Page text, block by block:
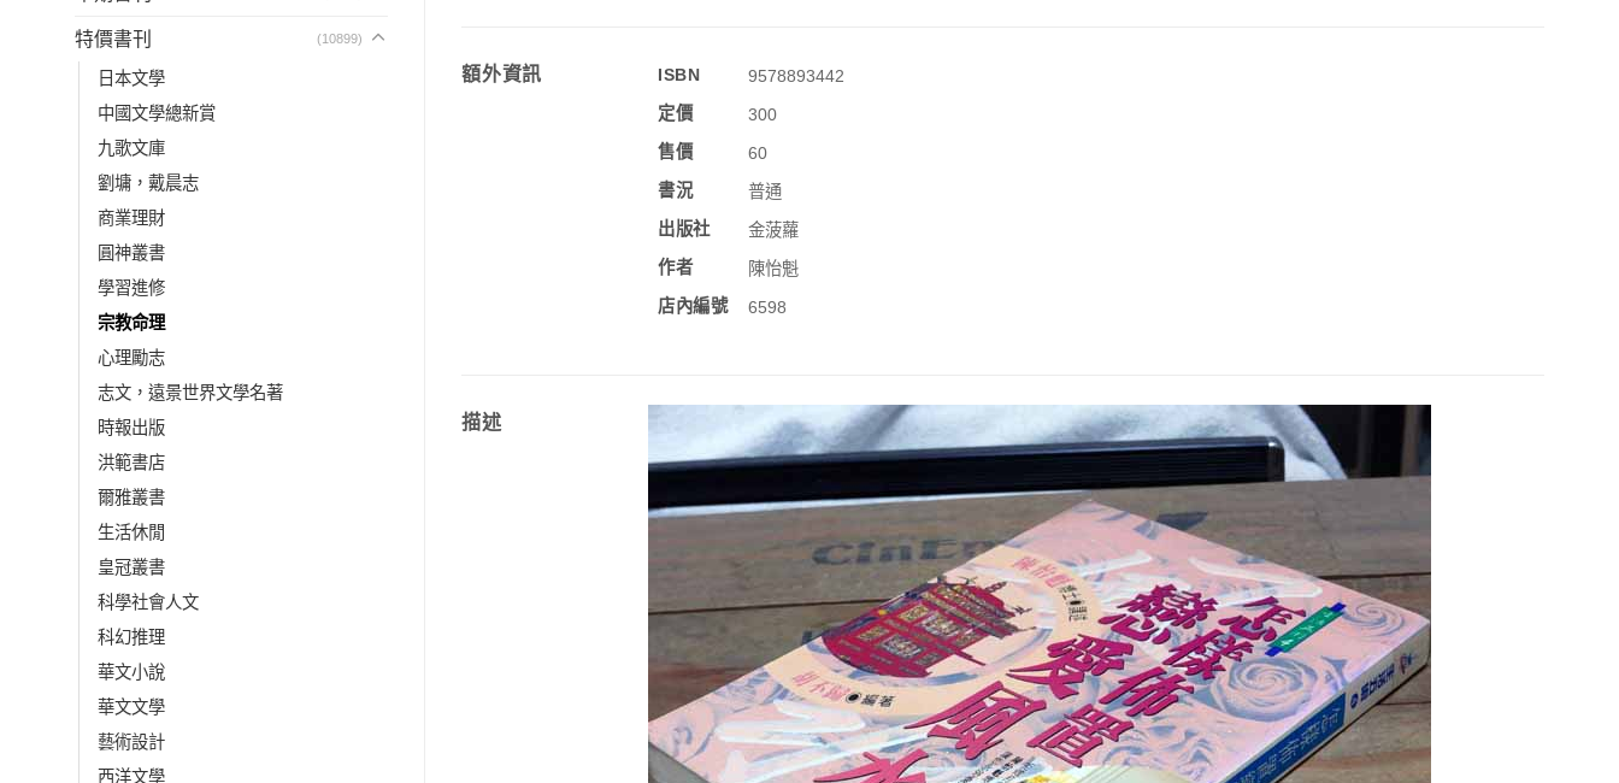
特價書刊 (10899)
日本文學
中國文學總新賞
九歌文庫
劉墉，戴晨志
商業理財
圓神叢書
學習進修
宗教命理
心理勵志
志文，遠景世界文學名著
時報出版
洪範書店
爾雅叢書
生活休閒
皇冠叢書
科學社會人文
科幻推理
華文小說
華文文學
藝術設計
西洋文學
額外資訊 ISBN
9578893442
定價
300
售價
60
書況
普通
出版社
金菠蘿
作者
陳怡魁
店內編號
6598
描述